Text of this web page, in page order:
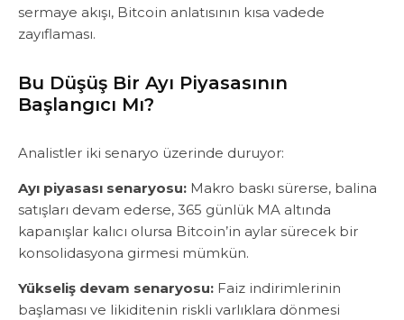
sermaye akışı, ‎Bitcoin anlatısının kısa vadede
zayıflaması.
Bu Düşüş Bir Ayı Piyasasının
Başlangıcı Mı?
‎Analistler iki senaryo üzerinde duruyor:
Ayı piyasası senaryosu: Makro baskı sürerse, balina
satışları devam ederse, 365 günlük MA altında
kapanışlar kalıcı olursa Bitcoin’in aylar sürecek bir
konsolidasyona girmesi mümkün.
Yükseliş devam senaryosu: Faiz indirimlerinin
başlaması ve likiditenin riskli varlıklara dönmesi